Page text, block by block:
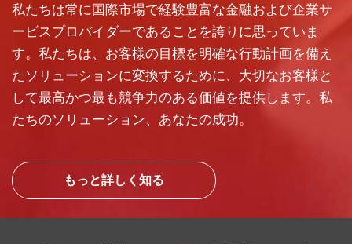
私たちは常に国際市場で経験豊富な金融および企業サ
ービスプロバイダーであることを誇りに思っていま
す。私たちは、お客様の目標を明確な行動計画を備え
たソリューションに変換するために、大切なお客様と
して最高かつ最も競争力のある価値を提供します。私
たちのソリューション、あなたの成功。
もっと詳しく知る